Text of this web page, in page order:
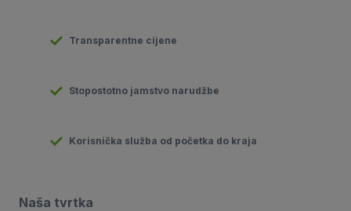
Transparentne cijene
Stopostotno jamstvo narudžbe
Korisnička služba od početka do kraja
Naša tvrtka